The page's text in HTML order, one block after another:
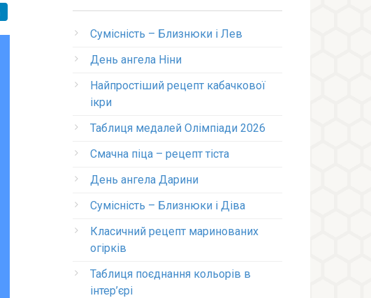
Сумісність – Близнюки і Лев
День ангела Ніни
Найпростіший рецепт кабачкової
ікри
Таблиця медалей Олімпіади 2026
Смачна піца – рецепт тіста
День ангела Дарини
Сумісність – Близнюки і Діва
Класичний рецепт маринованих
огірків
Таблиця поєднання кольорів в
інтер’єрі